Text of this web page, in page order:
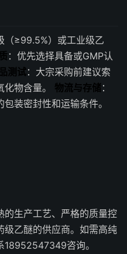
（≥99.5%）或工业级乙
：优先选择具备或GMP认
测试：大宗采购前建议索
物含量。 物流与存储：
装密封性和运输条件。
的生产工艺、严格的质量控
级乙醚的供应商。如需高纯
18952547349咨询。